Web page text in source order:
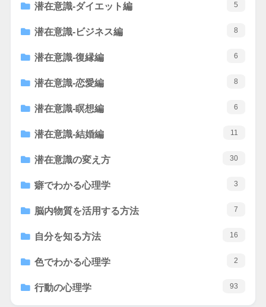
潜在意識-ダイエット編 5
潜在意識-ビジネス編 8
潜在意識-復縁編 6
潜在意識-恋愛編 8
潜在意識-瞑想編 6
潜在意識-結婚編 11
潜在意識の変え方 30
癖でわかる心理学 3
脳内物質を活用する方法 7
自分を知る方法 16
色でわかる心理学 2
行動の心理学 93